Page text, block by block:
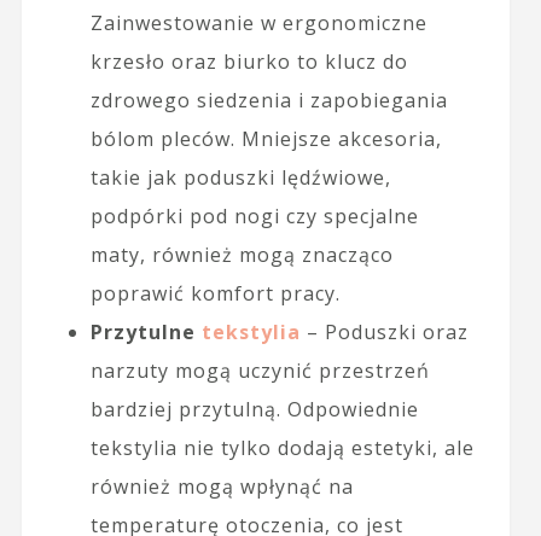
Zainwestowanie w ergonomiczne
krzesło oraz biurko to klucz do
zdrowego siedzenia i zapobiegania
bólom pleców. Mniejsze akcesoria,
takie jak poduszki lędźwiowe,
podpórki pod nogi czy specjalne
maty, również mogą znacząco
poprawić komfort pracy.
Przytulne tekstylia – Poduszki oraz
narzuty mogą uczynić przestrzeń
bardziej przytulną. Odpowiednie
tekstylia nie tylko dodają estetyki, ale
również mogą wpłynąć na
temperaturę otoczenia, co jest